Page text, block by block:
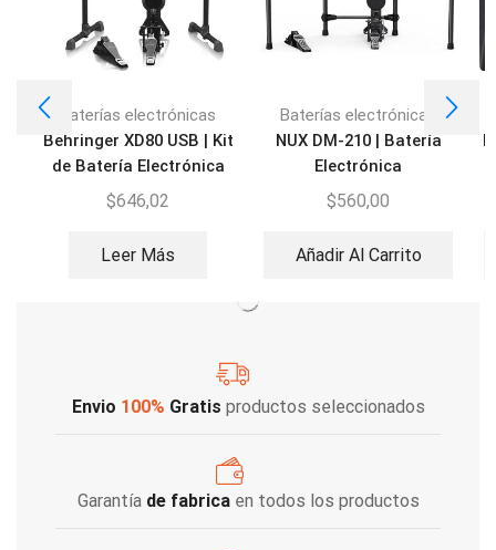
Baterías electrónicas
Behringer XD80 USB | Kit
de Batería Electrónica
$646,02
Leer Más
Baterías electrónicas
NUX DM-210 | Batería
Electrónica
$560,00
Añadir Al Carrito
Envio 100% Gratis productos seleccionados
Garantía de fabricaen todos los productos